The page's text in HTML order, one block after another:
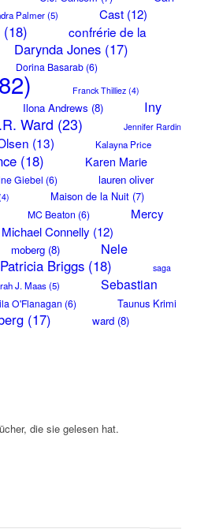
Palmer(5) Cast(12)
(18)
confrérie de la
Darynda Jones(17)
Dorina Basarab(6)
Franck Thilliez(4)
Ilona Andrews (8)
Iny
Ward (23)
Jennifer Rardin
(13)
Kalayna Price
(18)
Karen Marie
Giebel (6)
lauren oliver
Maison de la Nuit(7)
MC Beaton (6)
Mercy
Michael Connelly (12)
moberg(8)
Nele
Patricia Briggs(18)
saga
J. Maas(5)
Sebastian
O'Flanagan (6)
Taunus Krimi
(17) ward(8)
die sie gelesen hat.